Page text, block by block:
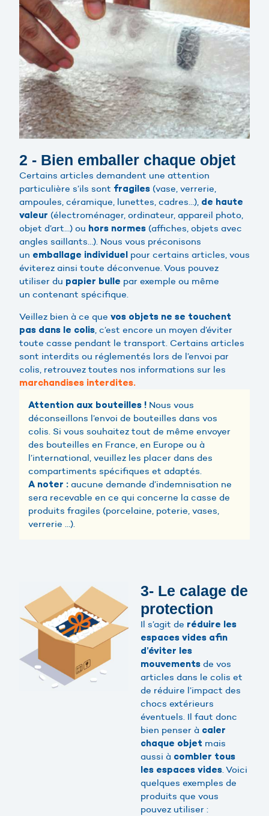
2 - Bien emballer chaque objet
Certains articles demandent une attention
particulière s’ils sont fragiles (vase, verrerie,
ampoules, céramique, lunettes, cadres…), de haute
valeur (électroménager, ordinateur, appareil photo,
objet d’art…) ou hors normes (affiches, objets avec
angles saillants…). Nous vous préconisons
un emballage individuel pour certains articles, vous
éviterez ainsi toute déconvenue. Vous pouvez
utiliser du papier bulle par exemple ou même
un contenant spécifique.
Veillez bien à ce que vos objets ne se touchent
pas dans le colis, c’est encore un moyen d’éviter
toute casse pendant le transport. Certains articles
sont interdits ou réglementés lors de l’envoi par
colis, retrouvez toutes nos informations sur les
marchandises interdites.
Attention aux bouteilles ! Nous vous
déconseillons l’envoi de bouteilles dans vos
colis. Si vous souhaitez tout de même envoyer
des bouteilles en France, en Europe ou à
l’international, veuillez les placer dans des
compartiments spécifiques et adaptés.
A noter : aucune demande d’indemnisation ne
sera recevable en ce qui concerne la casse de
produits fragiles (porcelaine, poterie, vases,
verrerie …).
3- Le calage de
protection
Il s’agit de réduire les
espaces vides afin
d’éviter les
mouvements de vos
articles dans le colis et
de réduire l’impact des
chocs extérieurs
éventuels. Il faut donc
bien penser à caler
chaque objet mais
aussi à combler tous
les espaces vides. Voici
quelques exemples de
produits que vous
pouvez utiliser :